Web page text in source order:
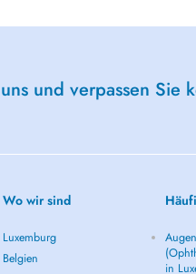
und verpassen Sie
Wo wir sind
Luxemburg
Belgien
in